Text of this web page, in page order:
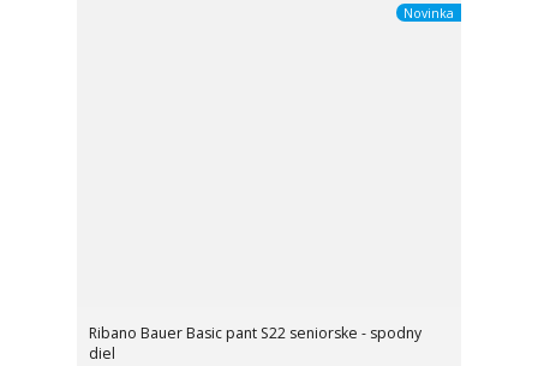
Novinka
Ribano Bauer Basic pant S22 seniorske - spodny
diel